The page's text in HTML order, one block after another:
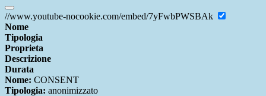
//www.youtube-nocookie.com/embed/7yFwbPWSBAk
Nome
Tipologia
Proprieta
Descrizione
Durata
Nome: CONSENT
Tipologia: anonimizzato